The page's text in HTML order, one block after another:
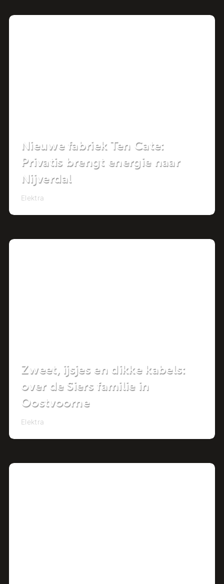
Nieuwe fabriek Ten Cate:
Privatis brengt energie naar
Nijverdal
Elektra
Zweet, ijsjes en dikke kabels:
over de Siers familie in
Oostvoorne
Elektra